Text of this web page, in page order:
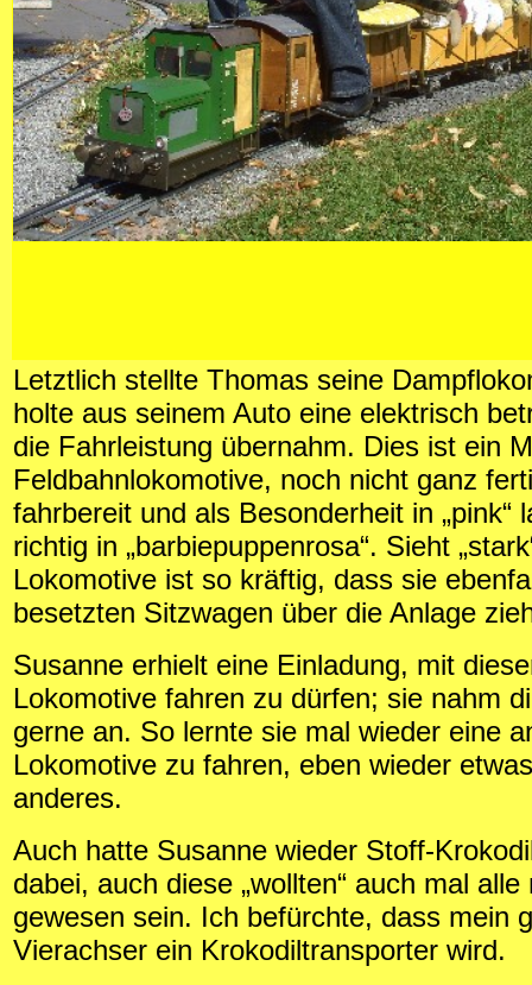
Letztlich stellte Thomas seine
holte aus seinem Auto eine elektrisch
die Fahrleistung übernahm. Dies ist ein
Feldbahnlokomotive, noch nicht ganz
fahrbereit und als Besonderheit in „pink“
richtig in „barbiepuppenrosa“. Sieht
Lokomotive ist so kräftig, dass sie
besetzten Sitzwagen über die Anlage
Susanne erhielt eine Einladung, mit
Lokomotive fahren zu dürfen; sie nahm
gerne an. So lernte sie mal wieder eine
Lokomotive zu fahren, eben wieder
anderes.
Auch hatte Susanne wieder Stoff-
dabei, auch diese „wollten“ auch mal alle
gewesen sein. Ich befürchte, dass mein
Vierachser ein Krokodiltransporter wird.